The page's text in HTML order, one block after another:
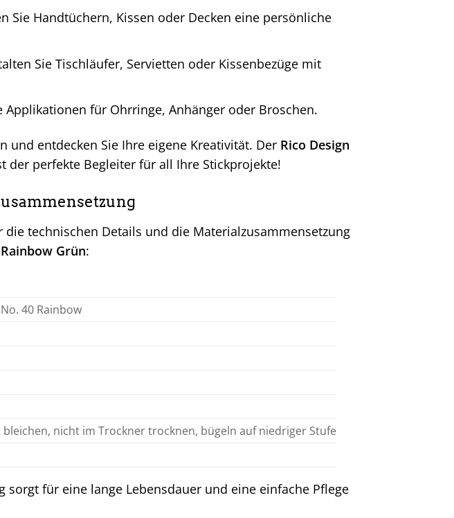
Sie Handtüchern, Kissen oder Decken eine persönliche
Sie Tischläufer, Servietten oder Kissenbezüge mit
Applikationen für Ohrringe, Anhänger oder Broschen.
und entdecken Sie Ihre eigene Kreativität. Der Rico Design
der perfekte Begleiter für all Ihre Stickprojekte!
technischen Details und die Materialzusammensetzung
Grün:
40 Rainbow
nicht im Trockner trocknen, bügeln auf niedriger Stufe
für eine lange Lebensdauer und eine einfache Pflege